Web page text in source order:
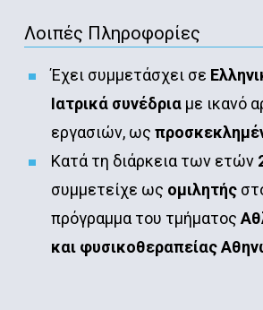
Λοιπές Πληροφορίες
Έχει συμμετάσχει σε
Ιατρικά συνέδριαμε ικανό
εργασιών, ως
Κατά τη διάρκεια των ετών
συμμετείχε ως ομιλητής
πρόγραμμα του τμήματος
και φυσικοθεραπείας